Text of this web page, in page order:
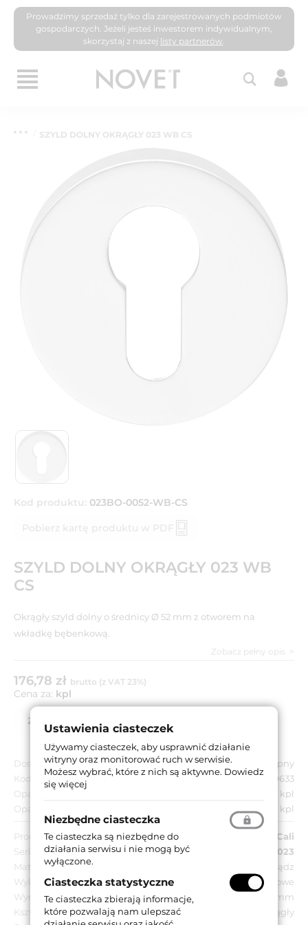
Prowadzimy sprzedaż tylko dla zarejestrowanych podmiotów
gospodarczych. Jeżeli jesteś inwestorem indywidualnym,
skorzystaj z naszej listy partnerów.
SZYLD DOLNY OKRĄGŁY 023 WB CS
Kod produktu: 023BO-0052-WB-CS
Pobierz kartę produktu w PDF
SZYLD DOLNY OKRĄGŁY 023 WB
CS
Okrągły szyld dolny o średnicy Ø 52 mm z otworem na
wkładkę bębenkową.
Zobacz pełny opis
176,78 zł brutto (z VAT 23%)
Cena za: kpl
Zapytaj o produkt
Dostępność:
Dostępny
Kod EAN:
8032731569633
Opakowanie jednostkowe:
1 kpl
Opakowanie zbiorcze:
1 kpl
Producent:
Linea Cali
Seria:
LC 023
Materiał:
Mosiądz
Wykończenie:
CS - chromowane matowe
Wymiar szyldu:
Ø 52 mm
Kształt szyldu:
Okrągły
Ustawienia ciasteczek
Używamy ciasteczek, aby usprawnić działanie
witryny oraz monitorować ruch w serwisie.
Możesz wybrać, które z nich są aktywne. Dowiedz
się więcej
Niezbędne ciasteczka
Te ciasteczka są niezbędne do
działania serwisu i nie mogą być
wyłączone.
Ciasteczka statystyczne
Te ciasteczka zbierają informacje,
które pozwalają nam ulepszać